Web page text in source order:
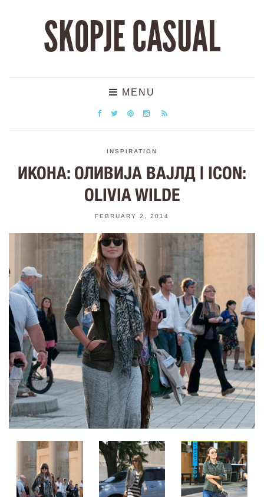
SKOPJE CASUAL
MENU
INSPIRATION
ИКОНА: ОЛИВИЈА ВАЈЛД | ICON:
OLIVIA WILDE
FEBRUARY 2, 2014